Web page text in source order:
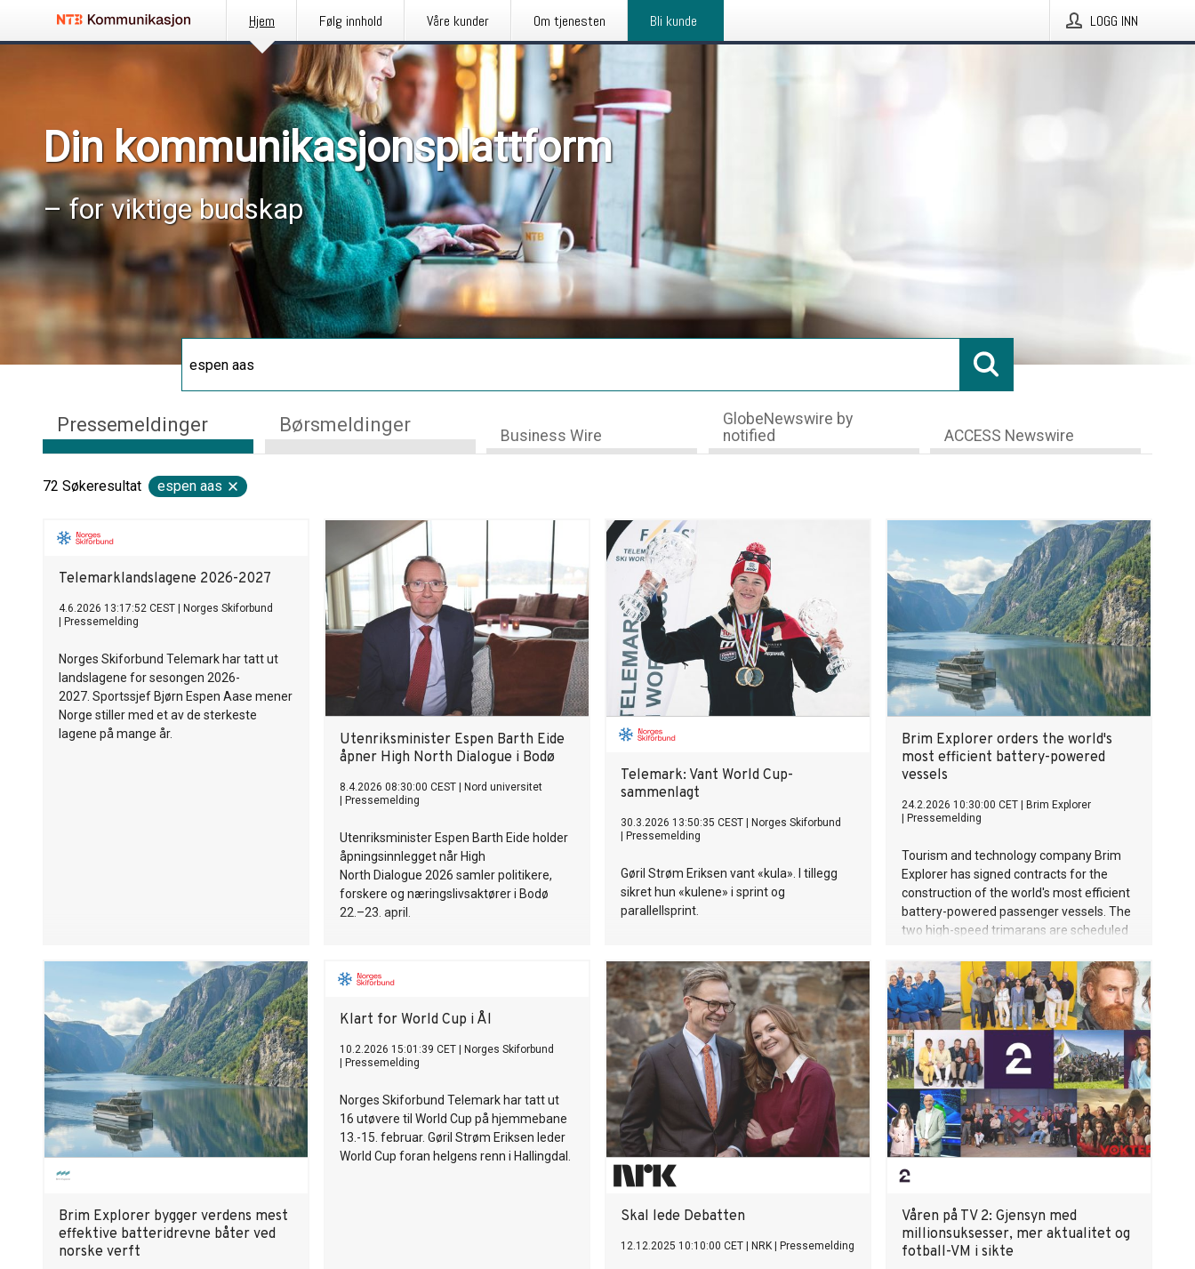
Hjem Følg innhold Våre kunder Om tjenesten Bli kunde LOGG INN
Din kommunikasjonsplattform
– for viktige budskap
Pressemeldinger Børsmeldinger Business Wire
GlobeNewswire by
notified
ACCESS Newswire
72 Søkeresultat espen aas
Telemarklandslagene 2026-2027
4.6.2026 13:17:52 CEST
Norges Skiforbund
Pressemelding
Norges Skiforbund Telemark har tatt ut
landslagene for sesongen 2026-
2027. Sportssjef Bjørn Espen Aase mener
Norge stiller med et av de sterkeste
lagene på mange år.
Utenriksminister Espen Barth Eide
åpner High North Dialogue i Bodø
8.4.2026 08:30:00 CEST
Nord universitet
Pressemelding
Utenriksminister Espen Barth Eide holder
åpningsinnlegget når High
North Dialogue 2026 samler politikere,
forskere og næringslivsaktører i Bodø
22.–23. april.
Telemark: Vant World Cup-
sammenlagt
30.3.2026 13:50:35 CEST
Norges Skiforbund
Pressemelding
Gøril Strøm Eriksen vant «kula». I tillegg
sikret hun «kulene» i sprint og
parallellsprint.
Brim Explorer orders the world's
most efficient battery-powered
vessels
24.2.2026 10:30:00 CET
Brim Explorer
Pressemelding
Tourism and technology company Brim
Explorer has signed contracts for the
construction of the world's most efficient
battery-powered passenger vessels. The
two high-speed trimarans are scheduled
Brim Explorer bygger verdens mest
effektive batteridrevne båter ved
norske verft
Klart for World Cup i Ål
10.2.2026 15:01:39 CET
Norges Skiforbund
Pressemelding
Norges Skiforbund Telemark har tatt ut
16 utøvere til World Cup på hjemmebane
13.-15. februar. Gøril Strøm Eriksen leder
World Cup foran helgens renn i Hallingdal.
Skal lede Debatten
12.12.2025 10:10:00 CET NRK Pressemelding
Våren på TV 2: Gjensyn med
millionsuksesser, mer aktualitet og
fotball-VM i sikte